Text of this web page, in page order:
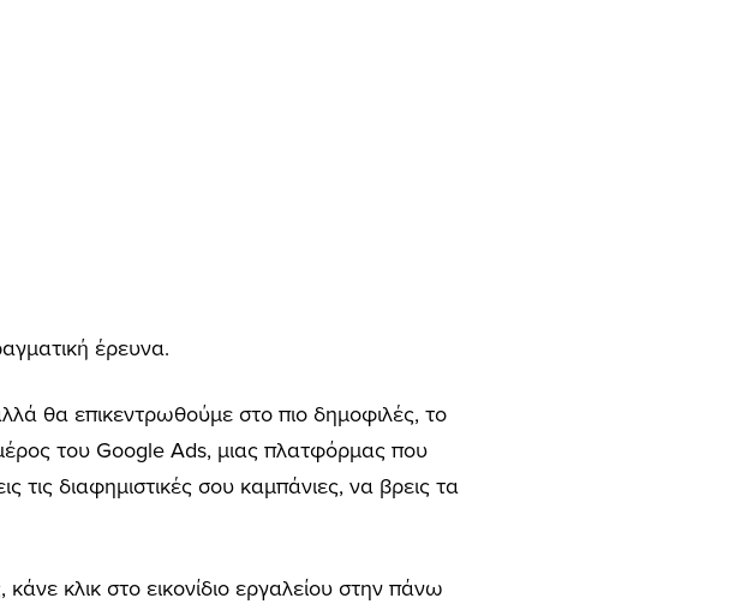
έρευνα.
θα επικεντρωθούμε στο πιο δημοφιλές, το
του Google Ads, μιας πλατφόρμας που
διαφημιστικές σου καμπάνιες, να βρεις τα
κλικ στο εικονίδιο εργαλείου στην πάνω